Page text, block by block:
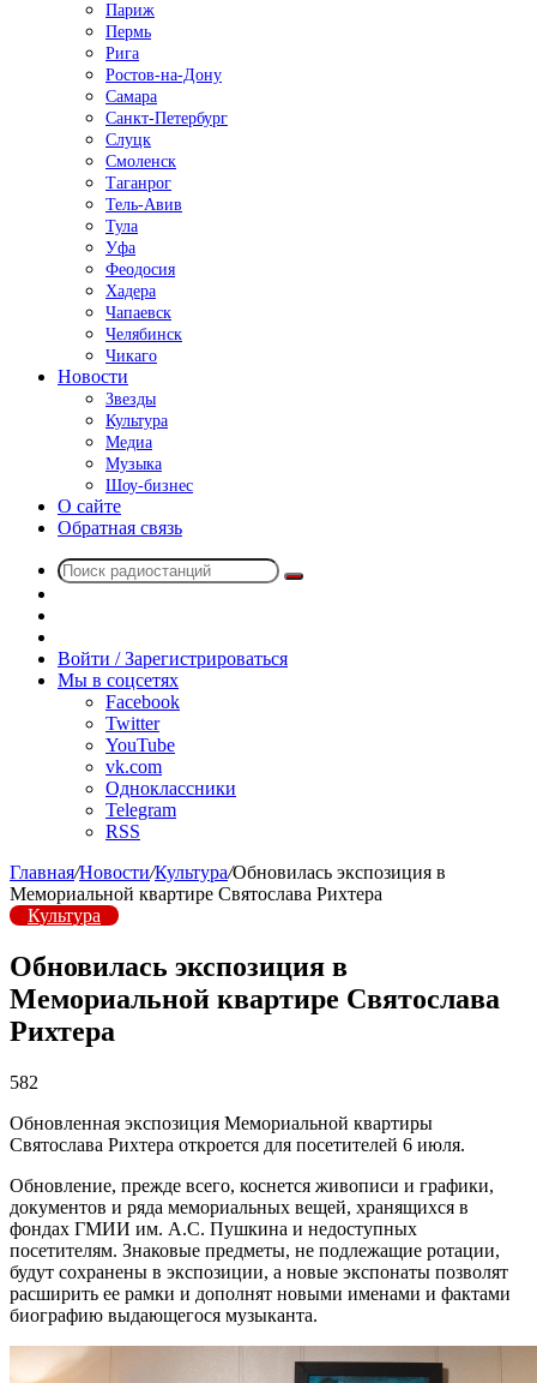
Париж
Пермь
Рига
Ростов-на-Дону
Самара
Санкт-Петербург
Слуцк
Смоленск
Таганрог
Тель-Авив
Тула
Уфа
Феодосия
Хадера
Чапаевск
Челябинск
Чикаго
Новости
Звезды
Культура
Медиа
Музыка
Шоу-бизнес
О сайте
Обратная связь
Поиск
радио
Войти / Зарегистрироваться
Мы в соцсетях
Facebook
Twitter
YouTube
vk.com
Одноклассники
Telegram
RSS
Главная/Новости/Культура/Обновилась экспозиция в
Мемориальной квартире Святослава Рихтера
Культура
Обновилась экспозиция в
Мемориальной квартире Святослава
Рихтера
582
Обновленная экспозиция Мемориальной квартиры
Святослава Рихтера откроется для посетителей 6 июля.
Обновление, прежде всего, коснется живописи и графики,
документов и ряда мемориальных вещей, хранящихся в
фондах ГМИИ им. А.С. Пушкина и недоступных
посетителям. Знаковые предметы, не подлежащие ротации,
будут сохранены в экспозиции, а новые экспонаты позволят
расширить ее рамки и дополнят новыми именами и фактами
биографию выдающегося музыканта.